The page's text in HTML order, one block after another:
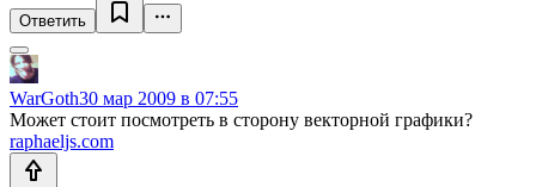
Ответить
WarGoth30 мар 2009 в 07:55
Может стоит посмотреть в сторону векторной графики?
raphaeljs.com